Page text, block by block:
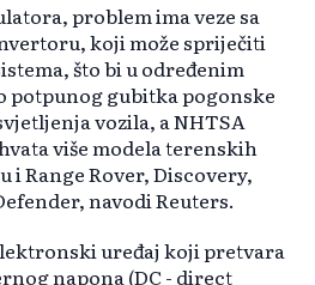
problem ima veze sa
koji može spriječiti
što bi u određenim
potpunog gubitka pogonske
vozila, a NHTSA
više modela terenskih
i Range Rover, Discovery,
navodi Reuters.
uređaj koji pretvara
napona (DC - direct